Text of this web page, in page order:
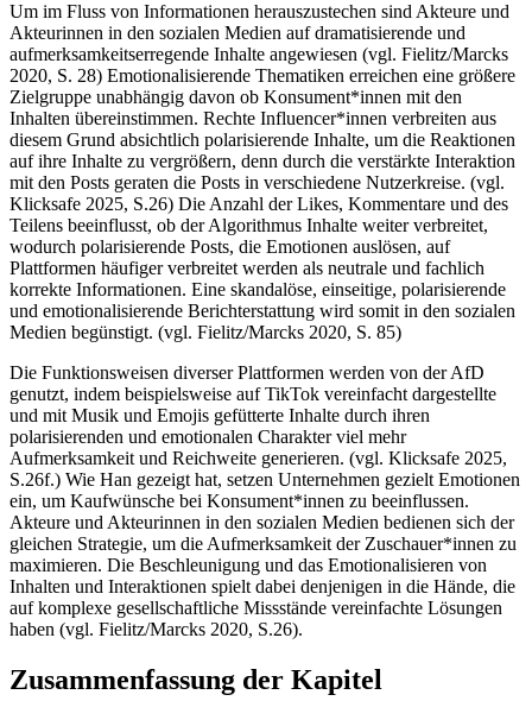
Um im Fluss von Informationen herauszustechen sind Akteure und
Akteurinnen in den sozialen Medien auf dramatisierende und
aufmerksamkeitserregende Inhalte angewiesen (vgl. Fielitz/Marcks
2020, S. 28) Emotionalisierende Thematiken erreichen eine größere
Zielgruppe unabhängig davon ob Konsument*innen mit den
Inhalten übereinstimmen. Rechte Influencer*innen verbreiten aus
diesem Grund absichtlich polarisierende Inhalte, um die Reaktionen
auf ihre Inhalte zu vergrößern, denn durch die verstärkte Interaktion
mit den Posts geraten die Posts in verschiedene Nutzerkreise. (vgl.
Klicksafe 2025, S.26) Die Anzahl der Likes, Kommentare und des
Teilens beeinflusst, ob der Algorithmus Inhalte weiter verbreitet,
wodurch polarisierende Posts, die Emotionen auslösen, auf
Plattformen häufiger verbreitet werden als neutrale und fachlich
korrekte Informationen. Eine skandalöse, einseitige, polarisierende
und emotionalisierende Berichterstattung wird somit in den sozialen
Medien begünstigt. (vgl. Fielitz/Marcks 2020, S. 85)
Die Funktionsweisen diverser Plattformen werden von der AfD
genutzt, indem beispielsweise auf TikTok vereinfacht dargestellte
und mit Musik und Emojis gefütterte Inhalte durch ihren
polarisierenden und emotionalen Charakter viel mehr
Aufmerksamkeit und Reichweite generieren. (vgl. Klicksafe 2025,
S.26f.) Wie Han gezeigt hat, setzen Unternehmen gezielt Emotionen
ein, um Kaufwünsche bei Konsument*innen zu beeinflussen.
Akteure und Akteurinnen in den sozialen Medien bedienen sich der
gleichen Strategie, um die Aufmerksamkeit der Zuschauer*innen zu
maximieren. Die Beschleunigung und das Emotionalisieren von
Inhalten und Interaktionen spielt dabei denjenigen in die Hände, die
auf komplexe gesellschaftliche Missstände vereinfachte Lösungen
haben (vgl. Fielitz/Marcks 2020, S.26).
Zusammenfassung der Kapitel